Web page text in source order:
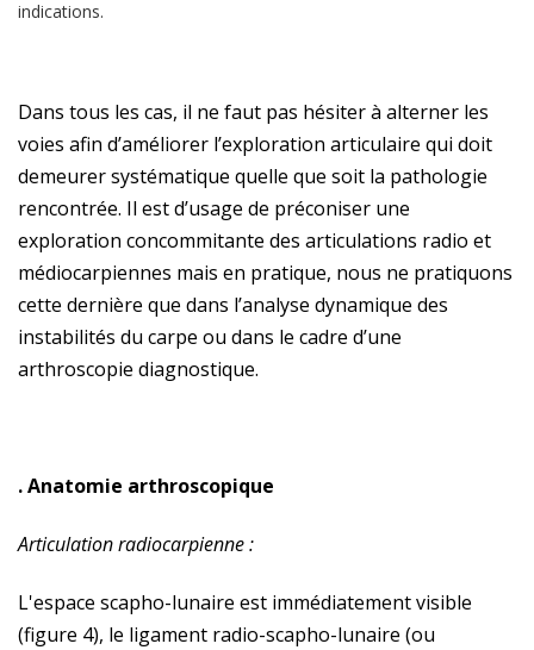
indications.
Dans tous les cas, il ne faut pas hésiter à alterner les
voies afin d’améliorer l’exploration articulaire qui doit
demeurer systématique quelle que soit la pathologie
rencontrée. Il est d’usage de préconiser une
exploration concommitante des articulations radio et
médiocarpiennes mais en pratique, nous ne pratiquons
cette dernière que dans l’analyse dynamique des
instabilités du carpe ou dans le cadre d’une
arthroscopie diagnostique.
. Anatomie arthroscopique
Articulation radiocarpienne :
L'espace scapho-lunaire est immédiatement visible
(figure 4), le ligament radio-scapho-lunaire (ou